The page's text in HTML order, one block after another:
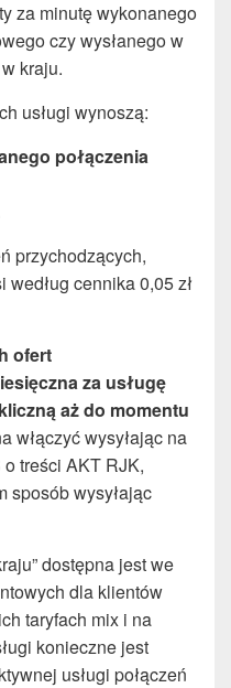
za minutę wykonanego
czy wysłanego w
kraju.
usługi wynoszą:
połączenia
przychodzących,
cennika 0,05 zł
ofert
za usługę
aż do momentu
włączyć wysyłając na
treści AKT RJK,
sposób wysyłając
dostępna jest we
dla klientów
taryfach mix i na
konieczne jest
usługi połączeń